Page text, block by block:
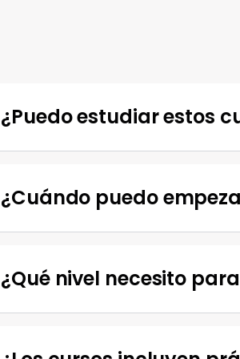
¿Puedo estudiar estos
¿Cuándo puedo
¿Qué nivel necesito